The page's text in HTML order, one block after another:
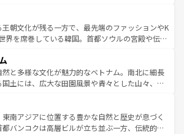
わってほしい。 なお、新着のハワイ情報
ンツ一覧を参照してほしい。
ティビティも充実しており、サーフィンやダイ
ハイキングなど、アウトドア好きにはたまらな
ストラリアの多彩な魅力を存分に味わいつくそ
しい。
つな山岳地帯である台湾東部など、都市の喧騒
静けさが共存しており、訪れる人に新しい発見と
たらしてくれる。また、奥深い台湾の食文化も魅
と評判のスイーツなど、バラエティ豊かな料理
が味わえる。 なお、新着の台湾情報は コンテンツ一覧を参
しい。
王朝文化が残る一方で、最先端のファッションやK
界を席巻している韓国。首都ソウルの宮殿や伝統
足を延ばせば四季折々の自然美を楽しむことが
そして、キムチや焼肉、絶品のストリートフード
まざまな韓国料理が待っている。夜には、韓国な
まれながら、韓国の多彩な魅力を心ゆくまで味
わってみてほしい。 なお、新着の韓国情報はコンテンツ一
してほしい。
然と多様な文化が魅力的なベトナム。南北に細長
国土には、広大な田園風景や青々とした山々、世
と共に伝統が息づく。ハノイの古い町並みやホ
市のフランス統治時代の建物も、独特の雰囲気を
ている。また、バラエティの豊かさとおいしさで
東南アジアに位置する豊かな自然と歴史が息づく
都バンコクは高層ビルが立ち並ぶ一方、伝統的な